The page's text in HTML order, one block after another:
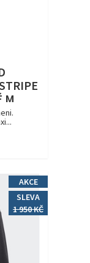
M
AKCE
SLEVA
1 950 KČ